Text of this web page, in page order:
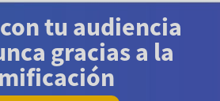
tu audiencia
gracias a la